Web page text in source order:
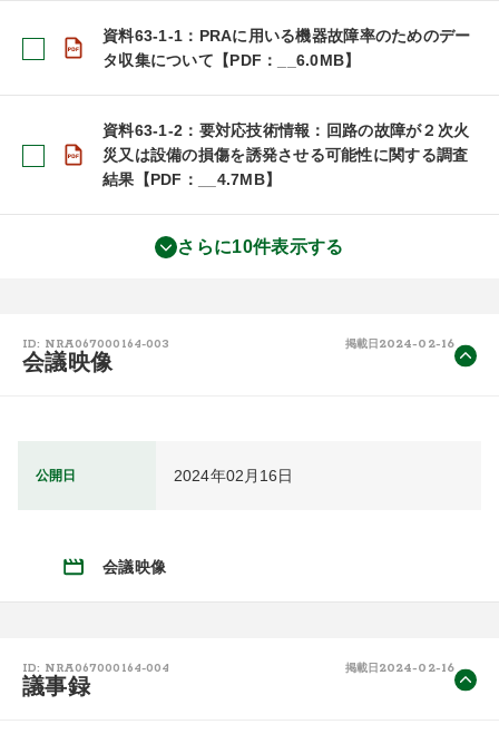
資料63-1-1：PRAに用いる機器故障率のためのデー
タ収集について【PDF：__6.0MB】
資料63-1-2：要対応技術情報：回路の故障が２次火
災又は設備の損傷を誘発させる可能性に関する調査
結果【PDF：__4.7MB】
さらに10件表示する
ID: NRA067000164-003 掲載日 2024-02-16
会議映像
公開日 2024年02月16日
会議映像
ID: NRA067000164-004 掲載日 2024-02-16
議事録